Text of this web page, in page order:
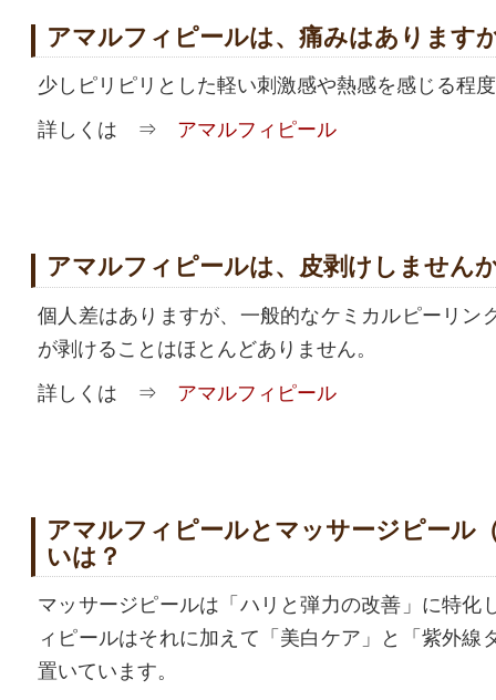
アマルフィピールは、痛みはあります
少しピリピリとした軽い刺激感や熱感を感じる程
詳しくは ⇒ アマルフィピール
アマルフィピールは、皮剥けしません
個人差はありますが、一般的なケミカルピーリン
が剥けることはほとんどありません。
詳しくは ⇒ アマルフィピール
アマルフィピールとマッサージピール
いは？
マッサージピールは「ハリと弾力の改善」に特化
ィピールはそれに加えて「美白ケア」と「紫外線
置いています。